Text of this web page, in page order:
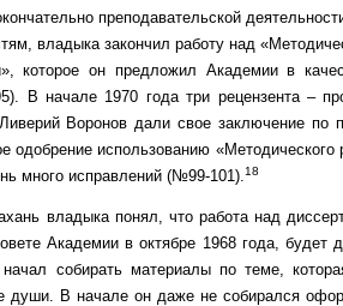
преподавательской
владыка закончил работу над
которое он предложил Академии в
В начале 1970 года три рецензента –
Воронов дали свое заключение по
одобрение использованию «Методического
много исправлений (№99-101).18
владыка понял, что работа над
Академии в октябре 1968 года, будет
собирать материалы по теме,
души. В начале он даже не собирался